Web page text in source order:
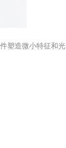
塑造微小特征和光